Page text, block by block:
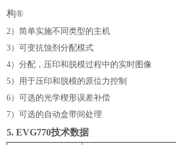
构®
2）简单实施不同类型的主机
3）可变抗蚀剂分配模式
4）分配，压印和脱模过程中的实时图像
5）用于压印和脱模的原位力控制
6）可选的光学楔形误差补偿
7）可选的自动盒带间处理
5. EVG770技术数据